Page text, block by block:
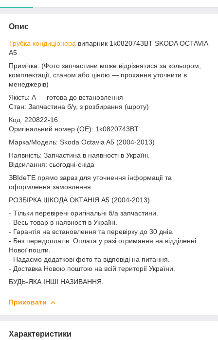
Опис
Трубка кондиціонера випарник 1k0820743BT SKODA OCTAVIA
A5
Примітка: (Фото запчастини може відрізнятися за кольором,
комплектації, станом або ціною — прохання уточнити в
менеджерів)
Якість: А — готова до встановлення
Стан: Запчастина б/у, з розбирання (шроту)
Код: 220822-16
Оригінальний номер (ОЕ): 1k0820743BT
Марка/Модель: Skoda Octavia A5 (2004-2013)
Наявність: Запчастина в наявності в Україні.
Відсилання: сьогодні-сніда
ЗВІdeТЕ прямо зараз для уточнення інформації та
оформлення замовлення.
РОЗБІРКА ШКОДА ОКТАНІЯ A5 (2004-2013)
- Тільки перевірені оригінальні б/а запчастини.
- Весь товар в наявності в Україні.
- Гарантія на встановлення та перевірку до 30 днів.
- Без передоплатів. Оплата у разі отримання на відділенні
Нової пошти.
- Надаємо додаткові фото та відповіді на питання.
- Доставка Новою поштою на всій території України.
БУДЬ-ЯКА ІНШІ НАЗИВАННЯ.
Приховати
Характеристики